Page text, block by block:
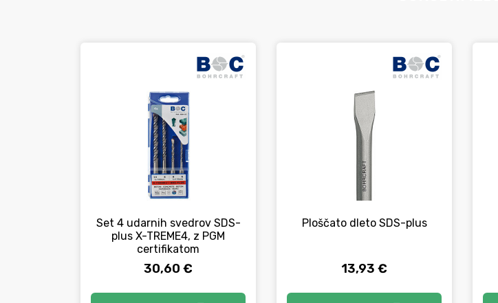
Set 4 udarnih svedrov SDS-
plus X-TREME4, z PGM
certifikatom
30,60 €
Ploščato dleto SDS-plus
13,93 €